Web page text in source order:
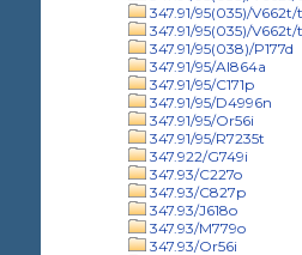
347.91/95(035)/
347.91/95(035)/V662t/
347.91/95(038)/P177d
347.91/95/Al864a
347.91/95/C171p
347.91/95/D4996n
347.91/95/Or56i
347.91/95/R7235t
347.922/G749i
347.93/C227o
347.93/C827p
347.93/J618o
347.93/M779o
347.93/Or56i